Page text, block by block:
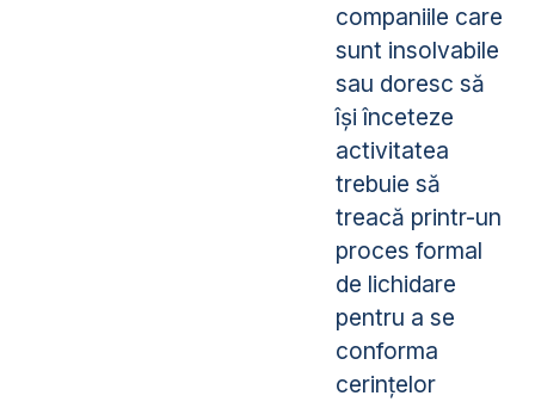
companiile care
sunt insolvabile
sau doresc să
își înceteze
activitatea
trebuie să
treacă printr-un
proces formal
de lichidare
pentru a se
conforma
cerințelor